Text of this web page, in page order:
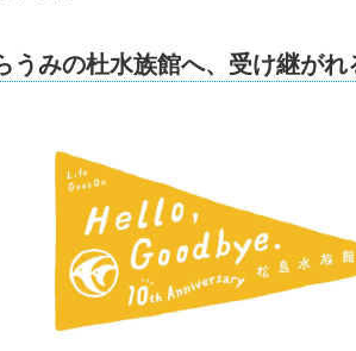
うみの杜水族館へ、受け継がれ